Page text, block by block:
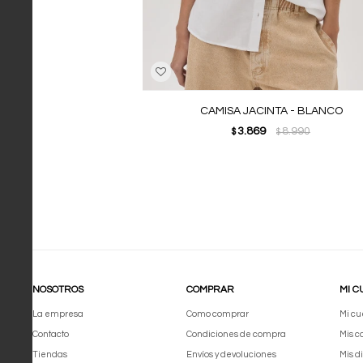
CAMISA JACINTA - BLANCO
$3.869 $8.990
NOSOTROS
La empresa
Contacto
Tiendas
COMPRAR
Como comprar
Condiciones de compra
Envíos y devoluciones
MI
Mi
Mis
Mis